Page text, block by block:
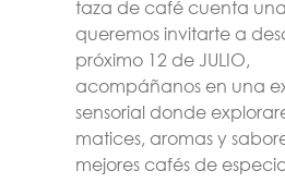
Guía para lanzar tu
marca de cafe en
Chile
$59.990
taza de café cuenta
queremos invitarte a
próximo 12 de JULIO,
acompáñanos en una
sensorial donde
matices, aromas y
mejores cafés de